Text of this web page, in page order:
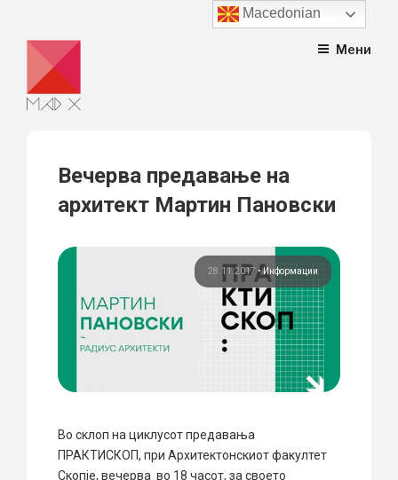
content
Мени
Вечерва предавање на
архитект Мартин Пановски
28.11.2017 •Информации
Во склоп на циклусот предавања
ПРАКТИСКОП, при Архитектонскиот факултет
Скопје, вечерва во 18 часот, за своето
Macedonian